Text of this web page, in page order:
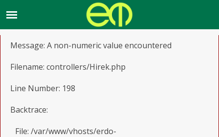
A PHP Error was encountered
Message: A non-numeric value encountered
Filename: controllers/Hirek.php
Line Number: 198
Backtrace:
File: /var/www/vhosts/erdo-